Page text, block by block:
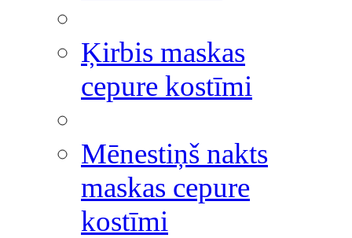
Ķirbis maskas
cepure kostīmi
Mēnestiņš nakts
maskas cepure
kostīmi